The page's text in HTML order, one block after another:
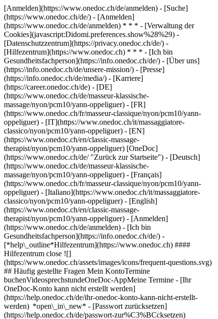
[Anmelden](https://www.onedoc.ch/de/anmelden) - [Suche]
(https://www.onedoc.ch/de/) - [Anmelden]
(https://www.onedoc.ch/de/anmelden) * * * - [Verwaltung der
Cookies](javascript:Didomi.preferences.show%28%29) -
[Datenschutzzentrum](https://privacy.onedoc.ch/de/) -
[Hilfezentrum](https://www.onedoc.ch) * * * - [Ich bin
Gesundheitsfachperson](https://info.onedoc.ch/de/) - [Über uns]
(https://info.onedoc.ch/de/unsere-mission/) - [Presse]
(https://info.onedoc.ch/de/media/) - [Karriere]
(https://career.onedoc.ch/de) - [DE]
(https://www.onedoc.ch/de/masseur-klassische-
massage/nyon/pcm10/yann-oppeliguer) - [FR]
(https://www.onedoc.ch/fr/masseur-classique/nyon/pcm10/yann-
oppeliguer) - [IT](https://www.onedoc.ch/it/massaggiatore-
classico/nyon/pcm10/yann-oppeliguer) - [EN]
(https://www.onedoc.ch/en/classic-massage-
therapist/nyon/pcm10/yann-oppeliguer) [OneDoc]
(https://www.onedoc.ch/de/ "Zurück zur Startseite") - [Deutsch]
(https://www.onedoc.ch/de/masseur-klassische-
massage/nyon/pcm10/yann-oppeliguer) - [Français]
(https://www.onedoc.ch/fr/masseur-classique/nyon/pcm10/yann-
oppeliguer) - [Italiano](https://www.onedoc.ch/it/massaggiatore-
classico/nyon/pcm10/yann-oppeliguer) - [English]
(https://www.onedoc.ch/en/classic-massage-
therapist/nyon/pcm10/yann-oppeliguer) - [Anmelden]
(https://www.onedoc.ch/de/anmelden) - [Ich bin
Gesundheitsfachperson](https://info.onedoc.ch/de/) -
[*help\_outline*Hilfezentrum](https://www.onedoc.ch) ####
Hilfezentrum close ![]
(https://www.onedoc.ch/assets/images/icons/frequent-questions.svg)
## Häufig gestellte Fragen Mein KontoTermine
buchenVideosprechstundeOneDoc-AppMeine Termine - [Ihr
OneDoc-Konto kann nicht erstellt werden]
(https://help.onedoc.ch/de/ihr-onedoc-konto-kann-nicht-erstellt-
werden) *open\_in\_new* - [Passwort zurücksetzen]
(https://help.onedoc.ch/de/passwort-zur%C3%BCcksetzen)